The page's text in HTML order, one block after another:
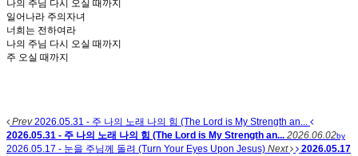
나의 주님 다시 오실 때까지
일어나라 주의자녀
너희는 전하여라
나의 주님 다시 오실 때까지
주 오실 때까지
Prev2026.05.31 - 주 나의 노래 나의 힘 (The Lord is My Strength an...
2026.05.31 - 주 나의 노래 나의 힘 (The Lord is My Strength an... 2026.06.02by
2026.05.17 - 눈을 주님께 돌려 (Turn Your Eyes Upon Jesus) Next
2026.05.17